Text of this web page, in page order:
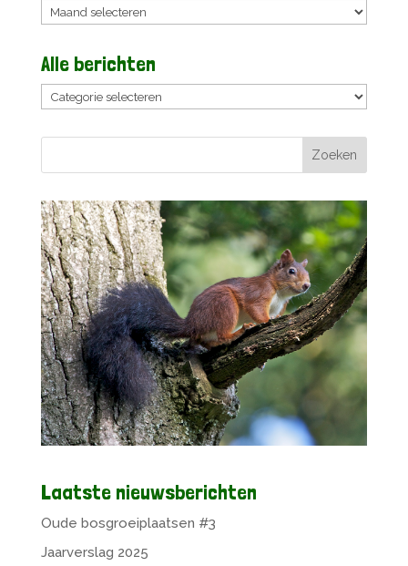
Archieven
Alle berichten
Alle
Laatste nieuwsberichten
Oude bosgroeiplaatsen #3
Jaarverslag 2025